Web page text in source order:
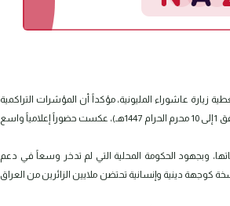
زيارة عاشوراء المليونية، مؤكداً أن المؤشرات التراكمية
المسجلة من قبل فرق الرصد الإعلامي التابعة للهيأة، خلال المدة من 26 حزيران إلى 6 تموز 2025 (الموافق 1 إلى 10 محرم الحرام 1447هـ)، عكست حضوراً إعلامياً واسع
وبجهود الحكومة المحلية التي لم تدخر وسعاً في دعم
دينية وإنسانية تحتضن ملايين الزائرين من العراق